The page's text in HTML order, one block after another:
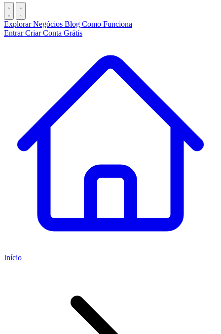
Explorar Negócios Blog Como Funciona
EntrarCriar Conta Grátis
Início